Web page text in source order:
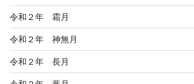
令和２年 霜月
令和２年 神無月
令和２年 長月